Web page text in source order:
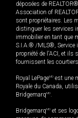
déposées de
Association of
sont propriétaires. Les
distinguer les services
immobilier en tant que
S.I.A.® /MLS®, Service
propriété de l'ACI, et ils
fournissent les
Royal LePageMD est une
Royale du Canada,
BridgemarqMD.
BridgemarqMD et ses